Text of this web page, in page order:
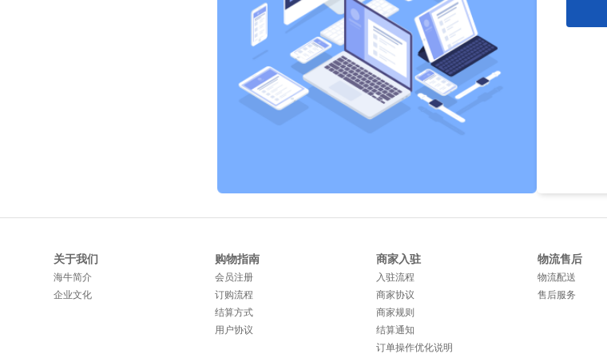
关于我们
海牛简介
企业文化
购物指南
会员注册
订购流程
结算方式
用户协议
商家入驻
入驻流程
商家协议
商家规则
结算通知
订单操作优化说明
物流售后
物流配送
售后服务